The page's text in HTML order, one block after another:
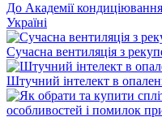
До Академії
Україні
Сучасна вентиляція з
Штучний інтелект в